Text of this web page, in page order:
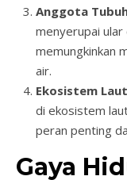
Anggota
menyerupai
memungkinkan
air.
Ekosistem
di ekosistem
peran penting
Gaya